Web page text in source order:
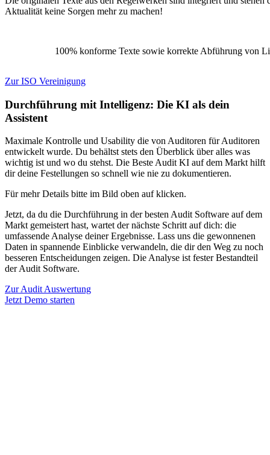
Aktualität keine Sorgen mehr zu machen!
100% konforme Texte sowie korrekte Abführung von
Zur ISO Vereinigung
Durchführung mit Intelligenz: Die KI als dein
Assistent
Maximale Kontrolle und Usability die von Auditoren für Auditoren
entwickelt wurde. Du behältst stets den Überblick über alles was
wichtig ist und wo du stehst. Die Beste Audit KI auf dem Markt hilft
dir deine Festellungen so schnell wie nie zu dokumentieren.
Für mehr Details bitte im Bild oben aufklicken.
Jetzt, da du die Durchführung in der besten Audit Software auf dem
Markt gemeistert hast, wartet der nächste Schritt auf dich: die
umfassende Analyse deiner Ergebnisse. Lass uns die gewonnenen
Daten in spannende Einblicke verwandeln, die dir den Weg zu noch
besseren Entscheidungen zeigen. Die Analyse ist fester Bestandteil
der Audit Software.
Zur Audit Auswertung
Jetzt Demo starten